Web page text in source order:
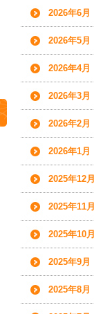
2026年6月
2026年5月
2026年4月
2026年3月
2026年2月
2026年1月
2025年12月
2025年11月
2025年10月
2025年9月
2025年8月